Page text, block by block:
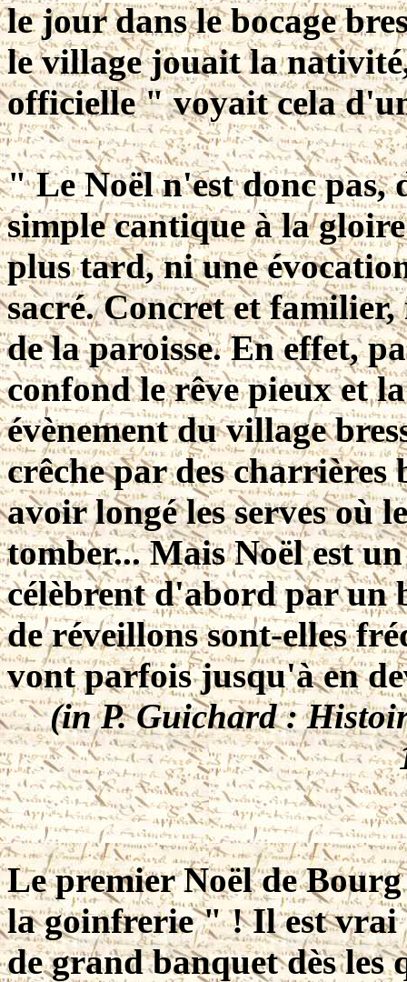
le jour dans le bocage
le village jouait la
officielle " voyait cela
" Le Noël n'est donc pas,
simple cantique à la
plus tard, ni une
sacré. Concret et
de la paroisse. En effet,
confond le rêve pieux et
évènement du village
crêche par des charrières
avoir longé les serves où
tomber... Mais Noël est
célèbrent d'abord par un
de réveillons sont-elles
vont parfois jusqu'à en
(in P. Guichard :
Le premier Noël de
la goinfrerie " ! Il est vrai
de grand banquet dès les